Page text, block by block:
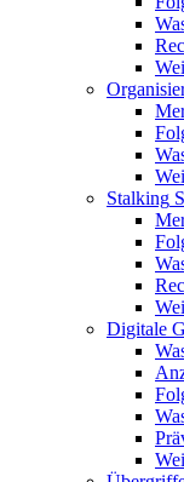
Stalking
Digitale